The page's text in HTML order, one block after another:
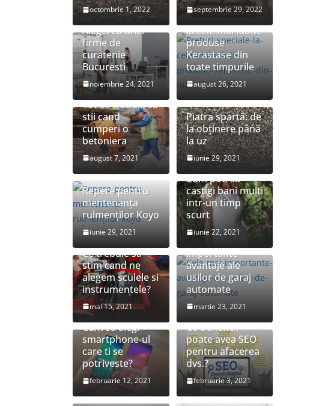
octombrie 1, 2022 septembrie 29, 2022
Alegerea unei
firme de
curatenie
Bucuresti
noiembrie 24, 2021
Preturi speciale
la cele mai iubite
produse
Kerastase din
toate timpurile
august 26, 2021
Tot ce trebuie sa
stii cand
cumperi o
betoniera
august 7, 2021
Piatra spartă: de
la obținere până
la uz
iunie 29, 2021
Repere pentru
mentenanța
rulmenților Koyo
iunie 29, 2021
Cum poti sa
castigi bani multi
intr-un timp
scurt
iunie 22, 2021
Ce trebuie sa
stim cand ne
alegem sculele si
instrumentele?
mai 15, 2021
importante
avantaje ale
usilor de garaj
automate
martie 23, 2021
Cum sa alegi
smartphone-ul
care ti se
potriveste?
februarie 12, 2021
Ce beneficii
poate avea SEO
pentru afacerea
dvs.?
februarie 3, 2021